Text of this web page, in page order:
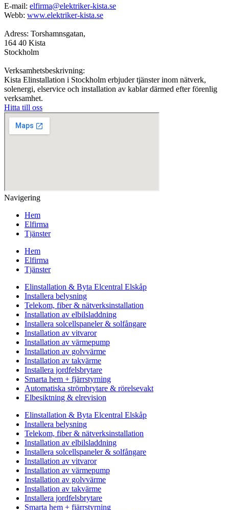
E-mail: elfirma@elektriker-kista.se
Webb: www.elektriker-kista.se
Adress: Torshamnsgatan,
164 40 Kista
Stockholm
Verksamhetsbeskrivning:
Kista Elinstallation i Stockholm erbjuder tjänster inom nätverk,
solenergi, elservice och installation av kablar därmed efter förenlig
verksamhet.
Hitta till oss
Navigering
Hem
Elfirma
Tjänster
Hem
Elfirma
Tjänster
Elinstallation & Byta Elcentral Elskåp
Installera belysning
Telekom, fiber & nätverksinstallation
Installation av elbilsladdning
Installera solcellspaneler & solfångare
Installation av vitvaror
Installation av värmepump
Installation av golvvärme
Installation av takvärme
Installera jordfelsbrytare
Smarta hem + fjärrstyrning
Automatiska strömbrytare & rörelsevakt
Elbesiktning & elrevision
Elinstallation & Byta Elcentral Elskåp
Installera belysning
Telekom, fiber & nätverksinstallation
Installation av elbilsladdning
Installera solcellspaneler & solfångare
Installation av vitvaror
Installation av värmepump
Installation av golvvärme
Installation av takvärme
Installera jordfelsbrytare
Smarta hem + fjärrstyrning